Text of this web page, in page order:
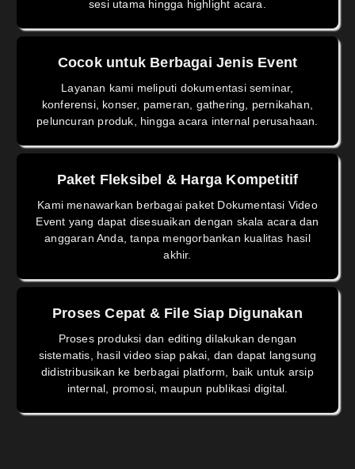
sesi utama hingga highlight acara.
Cocok untuk Berbagai Jenis Event
Layanan kami meliputi dokumentasi seminar,
konferensi, konser, pameran, gathering, pernikahan,
peluncuran produk, hingga acara internal perusahaan.
Paket Fleksibel & Harga Kompetitif
Kami menawarkan berbagai paket Dokumentasi Video
Event yang dapat disesuaikan dengan skala acara dan
anggaran Anda, tanpa mengorbankan kualitas hasil
akhir.
Proses Cepat & File Siap Digunakan
Proses produksi dan editing dilakukan dengan
sistematis, hasil video siap pakai, dan dapat langsung
didistribusikan ke berbagai platform, baik untuk arsip
internal, promosi, maupun publikasi digital.